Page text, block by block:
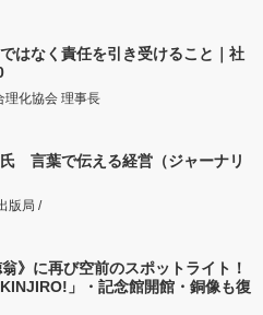
はなく責任を引き受けること｜社
理化協会 理事長
氏 言葉で伝える経営（ジャーナリ
版局 /
》に再び空前のスポットライト！
」・記念館開館・銅像も復